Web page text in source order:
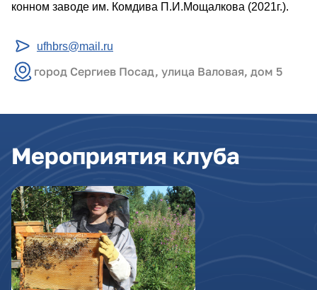
конном заводе им. Комдива П.И.Мощалкова (2021г.).
ufhbrs@mail.ru
город Сергиев Посад, улица Валовая, дом 5
Мероприятия клуба